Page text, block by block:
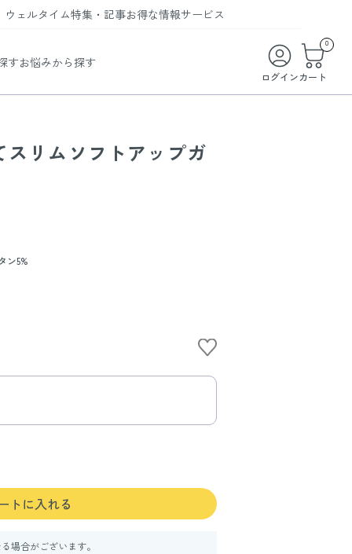
ログイン
0
カート
ウェルタイム
ビューティータイム
ヘルスケアタイム
ライフスタイルタイム
特集・記事
WELMAG
お得な情報
WEB限定/期間限定キャンペーン
まとめ買い商品
サービス
メンバーシッププログラム
LINEお友達登録
お問い合わせ
す
ードトワレ
コラーゲン
お悩みから探す
リムソフトアップガ
ン5%
トに入れる
場合がございます。